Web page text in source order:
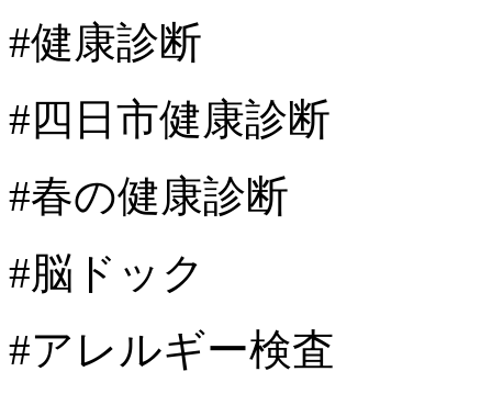
#健康診断
#四日市健康診断
#春の健康診断
#脳ドック
#アレルギー検査